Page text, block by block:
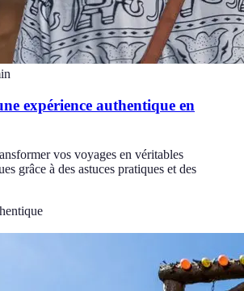
expérience authentique en
vos voyages en véritables
grâce à des astuces pratiques et des